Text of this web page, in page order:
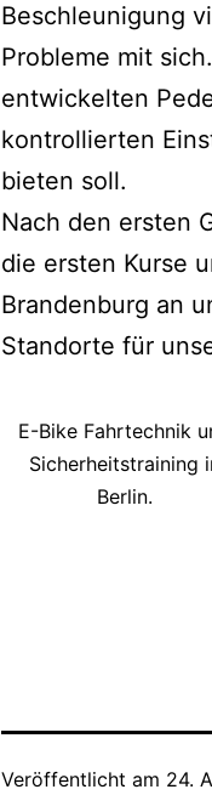
Beschleunigung
Probleme mit
entwickelten
kontrollierten
bieten soll.
Nach den ersten
die ersten Kurse
Brandenburg an
Standorte für
E-Bike Fahrtechnik
Sicherheitstraining
Berlin.
Veröffentlicht am 24.